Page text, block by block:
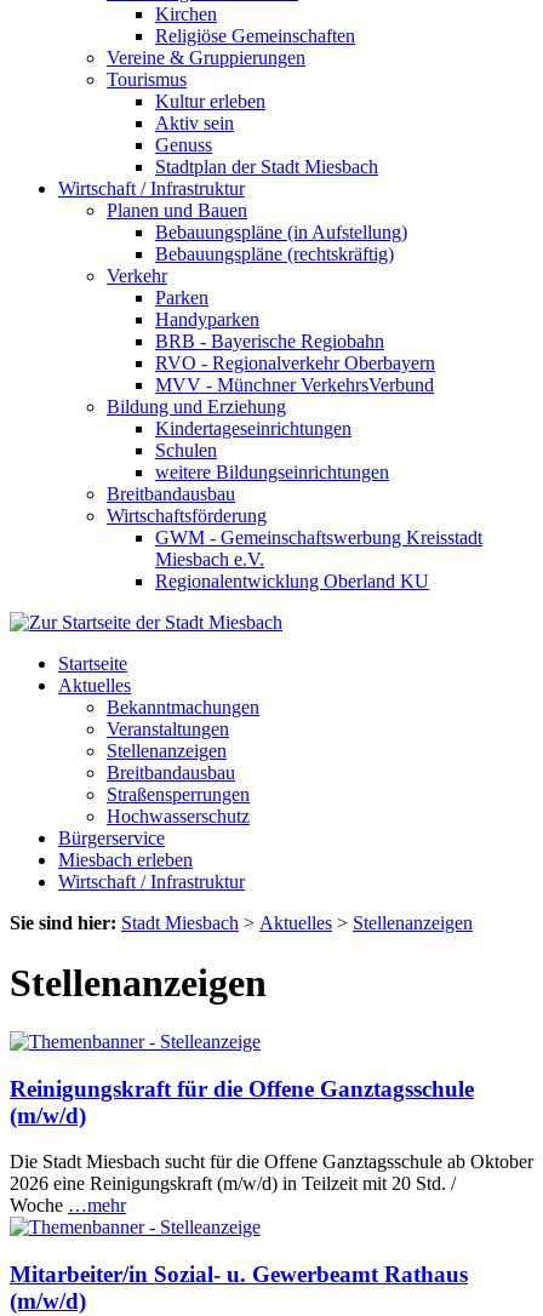
Kirchen
Religiöse Gemeinschaften
Vereine & Gruppierungen
Tourismus
Kultur erleben
Aktiv sein
Genuss
Stadtplan der Stadt Miesbach
Wirtschaft / Infrastruktur
Planen und Bauen
Bebauungspläne (in Aufstellung)
Bebauungspläne (rechtskräftig)
Verkehr
Parken
Handyparken
BRB - Bayerische Regiobahn
RVO - Regionalverkehr Oberbayern
MVV - Münchner VerkehrsVerbund
Bildung und Erziehung
Kindertageseinrichtungen
Schulen
weitere Bildungseinrichtungen
Breitbandausbau
Wirtschaftsförderung
GWM - Gemeinschaftswerbung Kreisstadt
Miesbach e.V.
Regionalentwicklung Oberland KU
Startseite
Aktuelles
Bekanntmachungen
Veranstaltungen
Stellenanzeigen
Breitbandausbau
Straßensperrungen
Hochwasserschutz
Bürgerservice
Miesbach erleben
Wirtschaft / Infrastruktur
Sie sind hier: Stadt Miesbach > Aktuelles > Stellenanzeigen
Stellenanzeigen
Reinigungskraft für die Offene Ganztagsschule
(m/w/d)
Die Stadt Miesbach sucht für die Offene Ganztagsschule ab Oktober
2026 eine Reinigungskraft (m/w/d) in Teilzeit mit 20 Std. /
Woche …mehr
Mitarbeiter/in Sozial- u. Gewerbeamt Rathaus
(m/w/d)